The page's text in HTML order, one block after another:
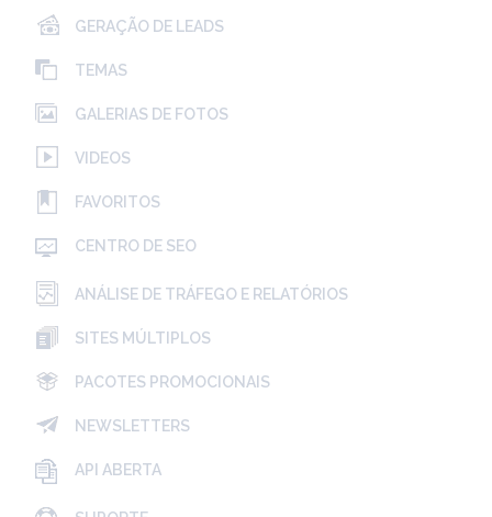
GERAÇÃO DE LEADS
TEMAS
GALERIAS DE FOTOS
VIDEOS
FAVORITOS
CENTRO DE SEO
ANÁLISE DE TRÁFEGO E RELATÓRIOS
SITES MÚLTIPLOS
PACOTES PROMOCIONAIS
NEWSLETTERS
API ABERTA